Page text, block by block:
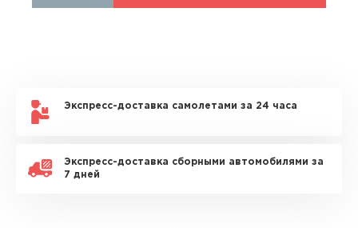
Экспресс-доставка самолетами за 24 часа
Экспресс-доставка сборными автомобилями за
7 дней